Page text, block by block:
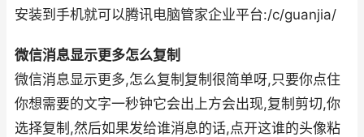
安装到手机就可以腾讯电脑管家企业平台:/c/guanjia/
微信消息显示更多怎么复制
微信消息显示更多,怎么复制复制很简单呀,只要你点住
你想需要的文字一秒钟它会出上方会出现,复制剪切,你
选择复制,然后如果发给谁消息的话,点开这谁的头像粘